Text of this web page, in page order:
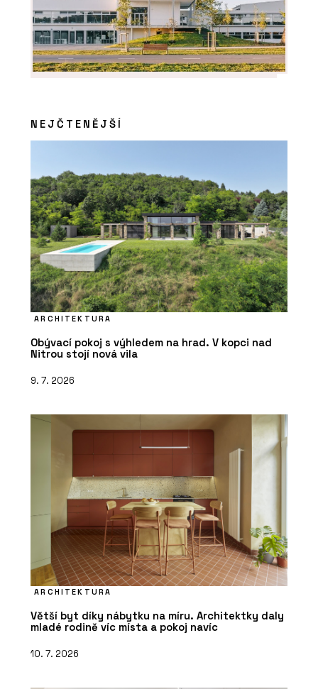
ČLÁNKY
Budova Rozhlasu a televize Slovenska
je energeticky efektivní. Stavba z
80. let dostala novou fasádu a
zateplovací systém
NEJČTENĚJŠÍ
ARCHITEKTURA
Obývací pokoj s výhledem na hrad. V kopci nad
Nitrou stojí nová vila
9. 7. 2026
ARCHITEKTURA
Větší byt díky nábytku na míru. Architektky daly
mladé rodině víc místa a pokoj navíc
10. 7. 2026